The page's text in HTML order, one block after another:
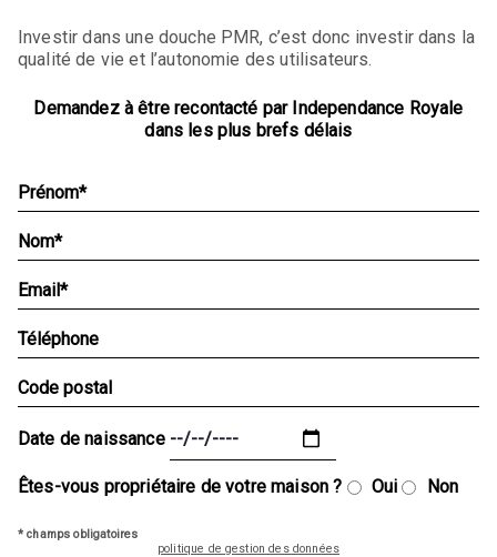
Investir dans une douche PMR, c’est donc investir dans la
qualité de vie et l’autonomie des utilisateurs.
Demandez à être recontacté par Independance Royale
dans les plus brefs délais
Date de naissance
Êtes-vous propriétaire de votre maison ? Oui Non
* champs obligatoires
politique de gestion des données